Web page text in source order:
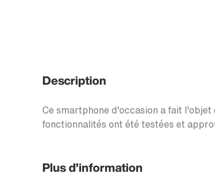
Description
Ce smartphone d'occasion a fait
fonctionnalités ont été testées et
Plus d’information